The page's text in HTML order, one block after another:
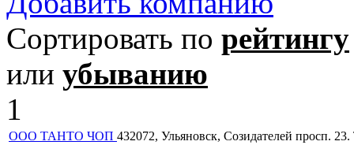
Сортировать по рейтингу
или убыванию
1
ООО ТАНТО ЧОП 432072, Ульяновск, Созидателей просп.